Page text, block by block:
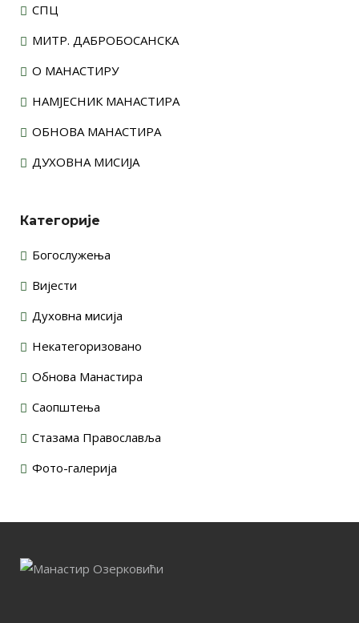
СПЦ
МИТР. ДАБРОБОСАНСКА
О МАНАСТИРУ
НАМЈЕСНИК МАНАСТИРА
ОБНОВА МАНАСТИРА
ДУХОВНА МИСИЈА
Категорије
Богослужења
Вијести
Духовна мисија
Некатегоризовано
Обнова Манастира
Саопштења
Стазама Православља
Фото-галерија